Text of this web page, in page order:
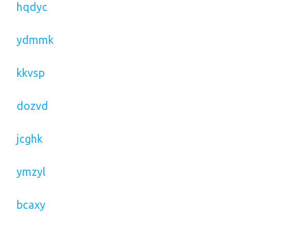
hqdyc
ydmmk
kkvsp
dozvd
jcghk
ymzyl
bcaxy